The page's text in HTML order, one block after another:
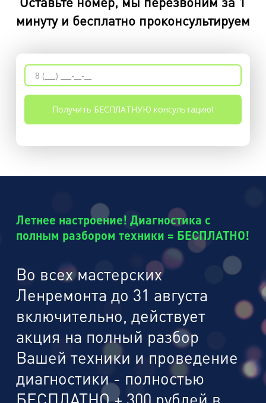
минуту и бесплатно проконсультируем
Летнее настроение! Диагностика с
полным разбором техники = БЕСПЛАТНО!
Во всех мастерских
Ленремонта до 31 августа
включительно, действует
акция на полный разбор
Вашей техники и проведение
диагностики - полностью